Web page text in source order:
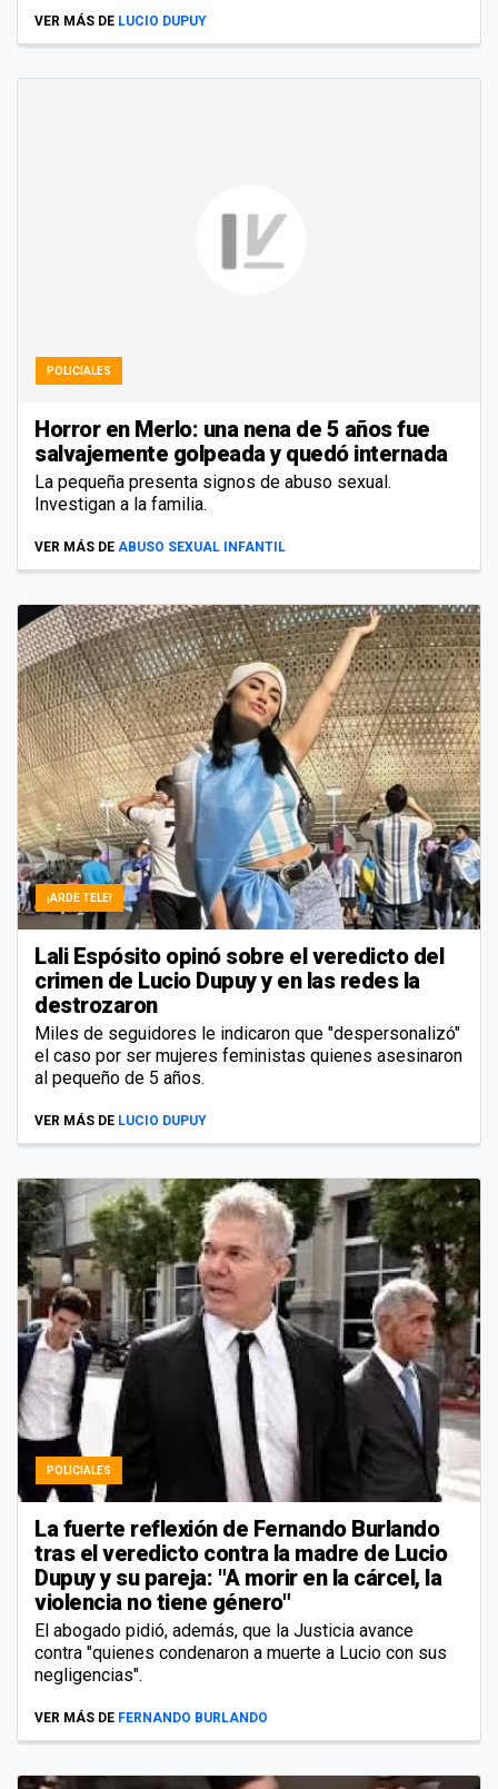
VER MÁS DE LUCIO DUPUY
POLICIALES
Horror en Merlo: una nena de 5 años fue
salvajemente golpeada y quedó internada
La pequeña presenta signos de abuso sexual.
Investigan a la familia.
VER MÁS DE ABUSO SEXUAL INFANTIL
¡ARDE TELE!
Lali Espósito opinó sobre el veredicto del
crimen de Lucio Dupuy y en las redes la
destrozaron
Miles de seguidores le indicaron que "despersonalizó"
el caso por ser mujeres feministas quienes asesinaron
al pequeño de 5 años.
VER MÁS DE LUCIO DUPUY
POLICIALES
La fuerte reflexión de Fernando Burlando
tras el veredicto contra la madre de Lucio
Dupuy y su pareja: "A morir en la cárcel, la
violencia no tiene género"
El abogado pidió, además, que la Justicia avance
contra "quienes condenaron a muerte a Lucio con sus
negligencias".
VER MÁS DE FERNANDO BURLANDO